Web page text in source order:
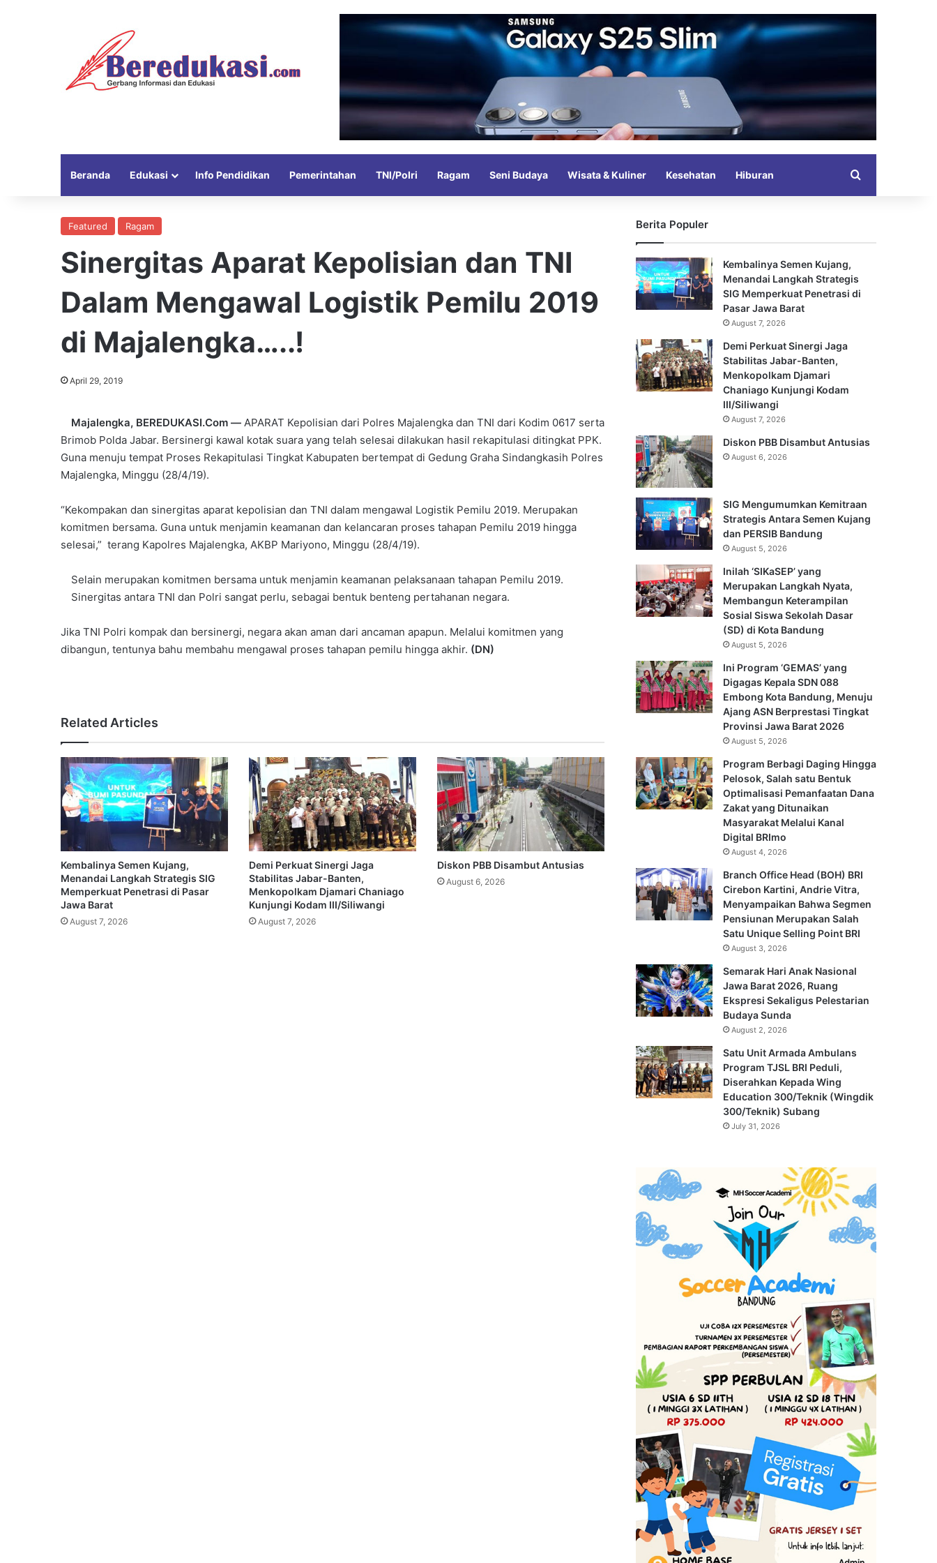
Beranda Edukasi Info Pendidikan Pemerintahan TNI/Polri Ragam Seni Budaya Wisata & Kuliner Kesehatan Hiburan
Featured Ragam
Sinergitas Aparat Kepolisian dan TNI
Dalam Mengawal Logistik Pemilu 2019
di Majalengka…..!
April 29, 2019
Majalengka, BEREDUKASI.Com — APARAT Kepolisian dari Polres Majalengka dan TNI dari Kodim 0617 serta
Brimob Polda Jabar. Bersinergi kawal kotak suara yang telah selesai dilakukan hasil rekapitulasi ditingkat PPK.
Guna menuju tempat Proses Rekapitulasi Tingkat Kabupaten bertempat di Gedung Graha Sindangkasih Polres
Majalengka, Minggu (28/4/19).
“Kekompakan dan sinergitas aparat kepolisian dan TNI dalam mengawal Logistik Pemilu 2019. Merupakan
komitmen bersama. Guna untuk menjamin keamanan dan kelancaran proses tahapan Pemilu 2019 hingga
selesai,” terang Kapolres Majalengka, AKBP Mariyono, Minggu (28/4/19).
Selain merupakan komitmen bersama untuk menjamin keamanan pelaksanaan tahapan Pemilu 2019.
Sinergitas antara TNI dan Polri sangat perlu, sebagai bentuk benteng pertahanan negara.
Jika TNI Polri kompak dan bersinergi, negara akan aman dari ancaman apapun. Melalui komitmen yang
dibangun, tentunya bahu membahu mengawal proses tahapan pemilu hingga akhir. (DN)
Related Articles
Kembalinya Semen Kujang,
Menandai Langkah Strategis SIG
Memperkuat Penetrasi di Pasar
Jawa Barat
August 7, 2026
Demi Perkuat Sinergi Jaga
Stabilitas Jabar-Banten,
Menkopolkam Djamari Chaniago
Kunjungi Kodam III/Siliwangi
August 7, 2026
Diskon PBB Disambut Antusias
August 6, 2026
Berita Populer
Kembalinya Semen Kujang,
Menandai Langkah Strategis
SIG Memperkuat Penetrasi di
Pasar Jawa Barat
August 7, 2026
Demi Perkuat Sinergi Jaga
Stabilitas Jabar-Banten,
Menkopolkam Djamari
Chaniago Kunjungi Kodam
III/Siliwangi
August 7, 2026
Diskon PBB Disambut Antusias
August 6, 2026
SIG Mengumumkan Kemitraan
Strategis Antara Semen Kujang
dan PERSIB Bandung
August 5, 2026
Inilah ‘SIKaSEP’ yang
Merupakan Langkah Nyata,
Membangun Keterampilan
Sosial Siswa Sekolah Dasar
(SD) di Kota Bandung
August 5, 2026
Ini Program ‘GEMAS’ yang
Digagas Kepala SDN 088
Embong Kota Bandung, Menuju
Ajang ASN Berprestasi Tingkat
Provinsi Jawa Barat 2026
August 5, 2026
Program Berbagi Daging Hingga
Pelosok, Salah satu Bentuk
Optimalisasi Pemanfaatan Dana
Zakat yang Ditunaikan
Masyarakat Melalui Kanal
Digital BRImo
August 4, 2026
Branch Office Head (BOH) BRI
Cirebon Kartini, Andrie Vitra,
Menyampaikan Bahwa Segmen
Pensiunan Merupakan Salah
Satu Unique Selling Point BRI
August 3, 2026
Semarak Hari Anak Nasional
Jawa Barat 2026, Ruang
Ekspresi Sekaligus Pelestarian
Budaya Sunda
August 2, 2026
Satu Unit Armada Ambulans
Program TJSL BRI Peduli,
Diserahkan Kepada Wing
Education 300/Teknik (Wingdik
300/Teknik) Subang
July 31, 2026